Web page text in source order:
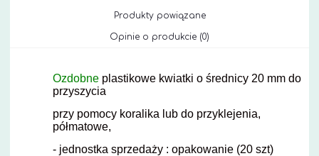
Produkty powiązane
Opinie o produkcie (0)
Ozdobne plastikowe kwiatki o średnicy 20 mm do
przyszycia
przy pomocy koralika lub do przyklejenia,
półmatowe,
- jednostka sprzedaży : opakowanie (20 szt)